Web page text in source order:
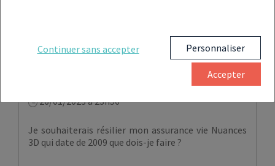
26/01/2023 à 23h56
Je souhaiterais résilier mon assurance vie Nuances
3D qui date de 2009 que dois-je faire ?
Continuer sans accepter Personnaliser
Accepter